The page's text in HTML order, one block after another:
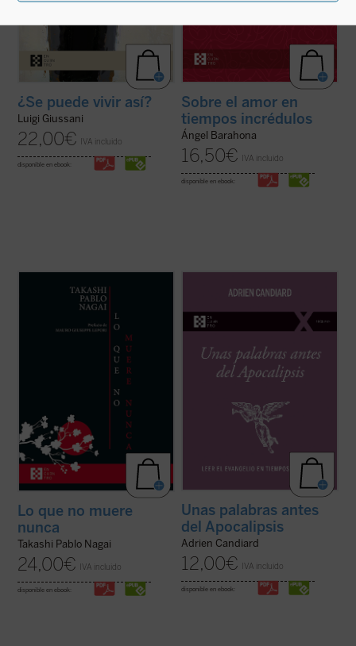
¿Se puede vivir así?
Luigi Giussani
22,00€ IVA incluido
disponible en ebook:
Sobre el amor en
tiempos incrédulos
Ángel Barahona
16,50€ IVA incluido
disponible en ebook:
de Takashi Nagai, en la que el autor recorre
su vida, desde la infancia hasta el día de la
explosión de la bomba atómica, captando
los numerosos acontecimientos que se
Lo que no muere
nunca
Takashi Pablo Nagai
24,00€ IVA incluido
disponible en ebook:
últimas décadas del siglo XX, el dominico
en un mundo firme y tranquilizador que, de
modo casi repentino, se ha hundido en el
Unas palabras antes
del Apocalipsis
Adrien Candiard
12,00€ IVA incluido
disponible en ebook: